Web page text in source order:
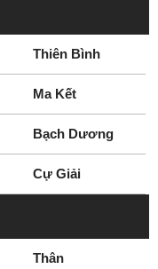
City
Thiên Bình
Ma Kết
Bạch Dương
Cự Giải
Thân